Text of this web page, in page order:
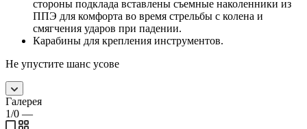
стороны подклада вставлены съемные наколенники из
ППЭ для комфорта во время стрельбы с колена и
смягчения ударов при падении.
Карабины для крепления инструментов.
Не упустите шанс усове
Галерея
1/0 —